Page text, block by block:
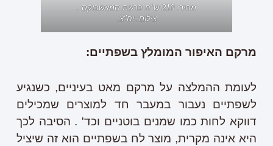
מחיר: 210 ש"ח ברשת סמאשבוקס .
צילום: יח"צ.
מרקם האיפור המומלץ בשפתיים:
לעומת ההמלצה על מרקם מאט בעיניים, כשנגיע
לשפתיים נעבור במעבר חד למוצרים שמכילים
דווקא לחות כמו שמנים בוטניים וכד' . הסיבה לכך
היא אינה מקרית, מוצר לח בשפתיים הוא זה שיציל